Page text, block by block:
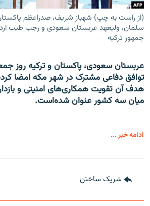
(از راست به چپ) شهباز شریف، صدراعظم
سلمان، ولیعهد عربستان سعودی و رجب طیب
جمهور ترکیه
توافق دفاعی مشترک در شهر مکه امضا
هدف آن تقویت همکاری‌های امنیتی و
میان سه کشور عنوان شده‌است.
ادامه خبر ...
شریک ساختن